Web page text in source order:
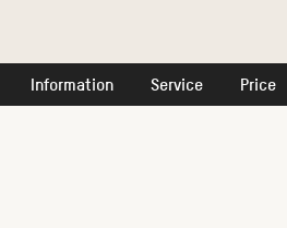
Information Service Price